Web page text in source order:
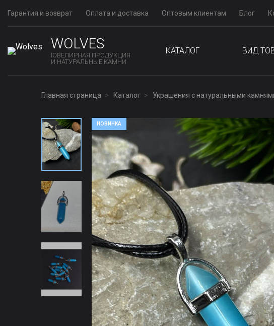
Гарантия и возврат Оплата и доставка Оптовым клиентам Блог
WOLVES
ЮВЕЛИРНАЯ ПРОДУКЦИЯ
И НАТУРАЛЬНЫЕ КАМНИ
КАТАЛОГ ВИД
Главная страница Каталог Украшения с натуральными
НОВИНКА